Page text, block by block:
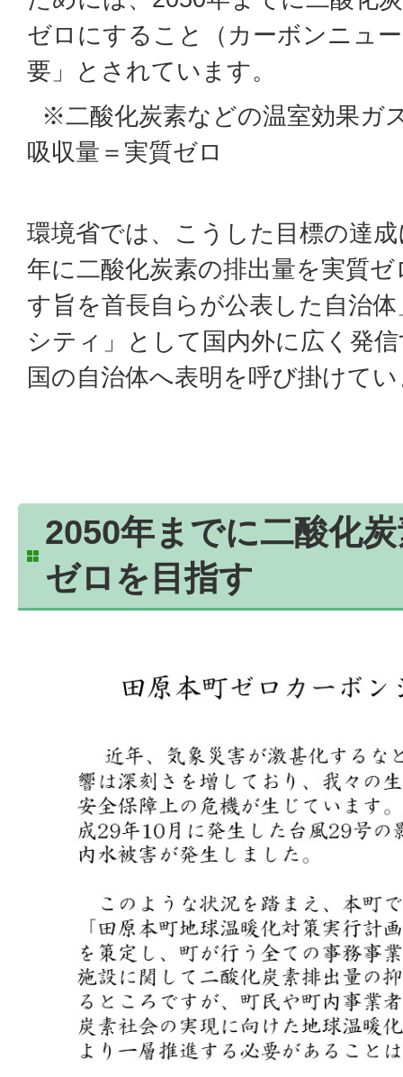
ゼロにすること（カーボンニュ
要」とされています。
※二酸化炭素などの温室効果ガ
吸収量＝実質ゼロ
環境省では、こうした目標の達
年に二酸化炭素の排出量を実質
す旨を首長自らが公表した自治
シティ」として国内外に広く発
国の自治体へ表明を呼び掛けて
2050年までに二酸化
ゼロを目指す